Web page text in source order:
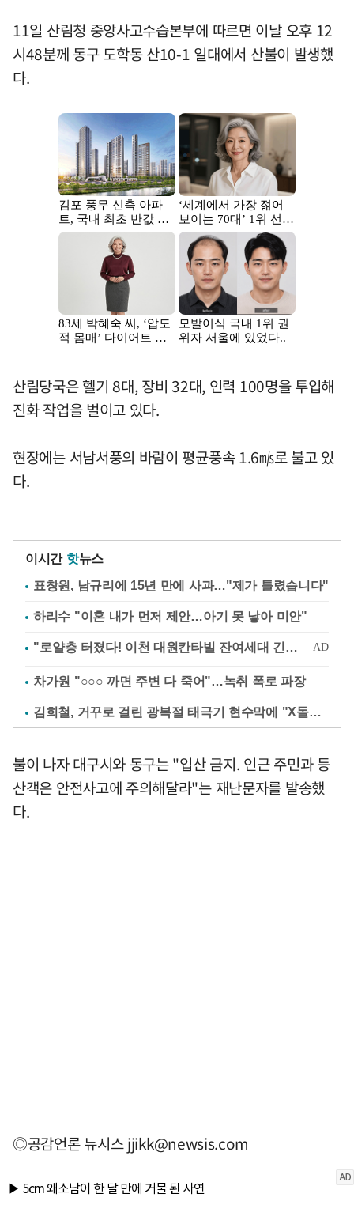
11일 산림청 중앙사고수습본부에 따르면 이날 오후 12
시48분께 동구 도학동 산10-1 일대에서 산불이 발생했
다.
산림당국은 헬기 8대, 장비 32대, 인력 100명을 투입해
진화 작업을 벌이고 있다.
현장에는 서남서풍의 바람이 평균풍속 1.6㎧로 불고 있
다.
이시간 핫뉴스
표창원, 남규리에 15년 만에 사과…"제가 틀렸습니다"
하리수 "이혼 내가 먼저 제안…아기 못 낳아 미안"
차가원 "○○○ 까면 주변 다 죽어"…녹취 폭로 파장
김희철, 거꾸로 걸린 광복절 태극기 현수막에 "X돌았네"
불이 나자 대구시와 동구는 "입산 금지. 인근 주민과 등
산객은 안전사고에 주의해달라"는 재난문자를 발송했
다.
◎공감언론 뉴시스jjikk@newsis.com